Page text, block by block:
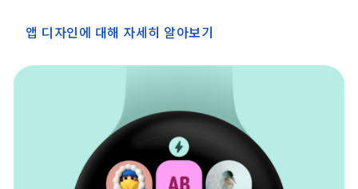
앱 디자인에 대해 자세히 알아보기